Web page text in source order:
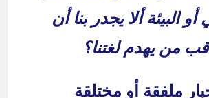
أو البيئة ألا يجدر بنا أن
من يهدم لغتنا؟
ملفقة أو مختلقة